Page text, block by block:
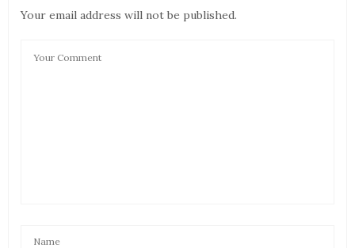
Your email address will not be published.